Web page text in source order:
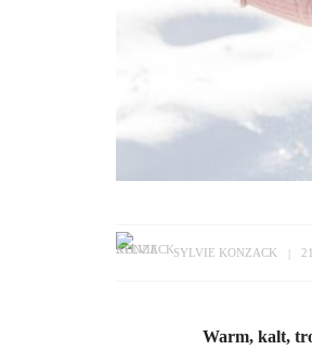
SYLVIE KONZACK
Warm, kalt,